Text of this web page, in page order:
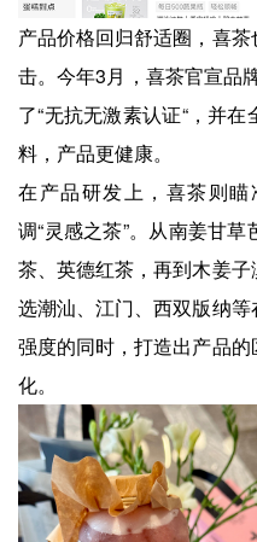
产品价格回归舒适圈，喜
击。今年3月，喜茶官宣品
了“无抗无激素认证“，并
料，产品更健康。
在产品研发上，喜茶则
调“灵感之茶”。从南姜甘
茶、英德红茶，再到木姜
选潮汕、江门、西双版纳
强度的同时，打造出产品
化。